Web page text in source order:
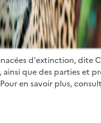
d'extinction, dite
que des parties et
en savoir plus,